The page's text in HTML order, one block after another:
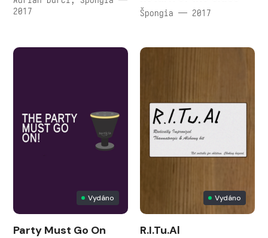
2017
Špongia — 2017
Vydáno
Party Must Go On
Vydáno
R.I.Tu.Al